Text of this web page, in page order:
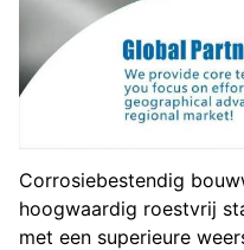
Corrosiebestendig
hoogwaardig roestvrij
met een superieure